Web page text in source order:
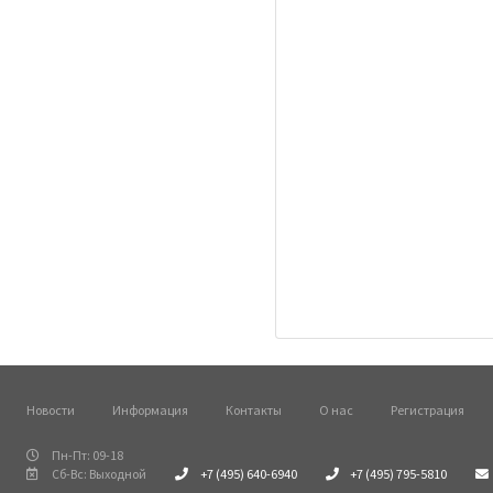
Новости Информация Контакты О нас Регистрация
Пн-Пт: 09-18
Сб-Вс: Выходной
+7 (495) 640-6940 +7 (495) 795-5810